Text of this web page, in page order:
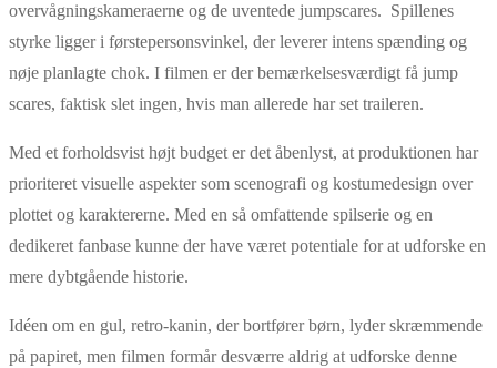
overvågningskameraerne og de uventede jumpscares. Spillenes
styrke ligger i førstepersonsvinkel, der leverer intens spænding og
nøje planlagte chok. I filmen er der bemærkelsesværdigt få jump
scares, faktisk slet ingen, hvis man allerede har set traileren.
Med et forholdsvist højt budget er det åbenlyst, at produktionen har
prioriteret visuelle aspekter som scenografi og kostumedesign over
plottet og karaktererne. Med en så omfattende spilserie og en
dedikeret fanbase kunne der have været potentiale for at udforske en
mere dybtgående historie.
Idéen om en gul, retro-kanin, der bortfører børn, lyder skræmmende
på papiret, men filmen formår desværre aldrig at udforske denne